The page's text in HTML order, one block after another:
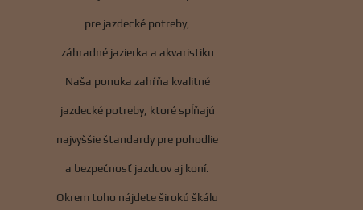
pre jazdecké potreby,
záhradné jazierka a akvaristiku
Naša ponuka zahŕňa kvalitné
jazdecké potreby, ktoré spĺňajú
najvyššie štandardy pre pohodlie
a bezpečnosť jazdcov aj koní.
Okrem toho nájdete širokú škálu